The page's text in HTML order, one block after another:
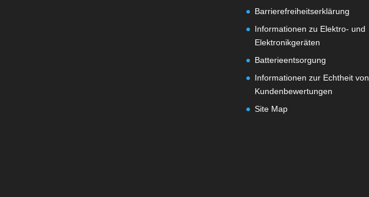
Barrierefreiheitserklärung
Informationen zu Elektro- und
Elektronikgeräten
Batterieentsorgung
Informationen zur Echtheit von
Kundenbewertungen
Site Map